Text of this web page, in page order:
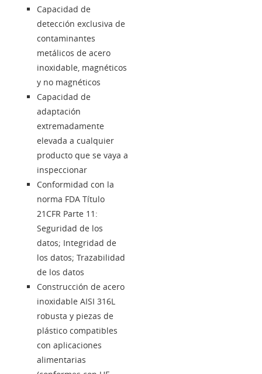
Capacidad de
detección exclusiva de
contaminantes
metálicos de acero
inoxidable, magnéticos
y no magnéticos
Capacidad de
adaptación
extremadamente
elevada a cualquier
producto que se vaya a
inspeccionar
Conformidad con la
norma FDA Título
21CFR Parte 11:
Seguridad de los
datos; Integridad de
los datos; Trazabilidad
de los datos
Construcción de acero
inoxidable AISI 316L
robusta y piezas de
plástico compatibles
con aplicaciones
alimentarias